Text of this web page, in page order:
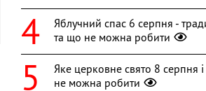
Яблучний спас 6 серпня -
та що не можна робити
Яке церковне свято 8 серпня
не можна робити